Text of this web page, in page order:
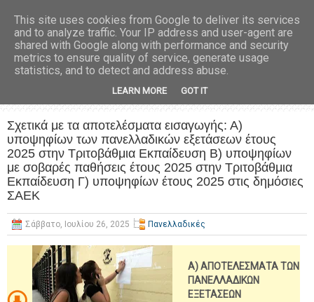
Σχετικά με τα αποτελέσματα εισαγωγής: Α)
υποψηφίων των πανελλαδικών εξετάσεων έτους
2025 στην Τριτοβάθμια Εκπαίδευση Β) υποψηφίων
με σοβαρές παθήσεις έτους 2025 στην Τριτοβάθμια
Εκπαίδευση Γ) υποψηφίων έτους 2025 στις δημόσιες
ΣΑΕΚ
Σάββατο, Ιουλίου 26, 2025 Πανελλαδικές
Α) ΑΠΟΤΕΛΕΣΜΑΤΑ ΤΩΝ
ΠΑΝΕΛΛΑΔΙΚΩΝ
ΕΞΕΤΑΣΕΩΝ
This site uses cookies from Google to deliver its services
and to analyze traffic. Your IP address and user-agent are
shared with Google along with performance and security
metrics to ensure quality of service, generate usage
statistics, and to detect and address abuse.
LEARN MORE GOT IT